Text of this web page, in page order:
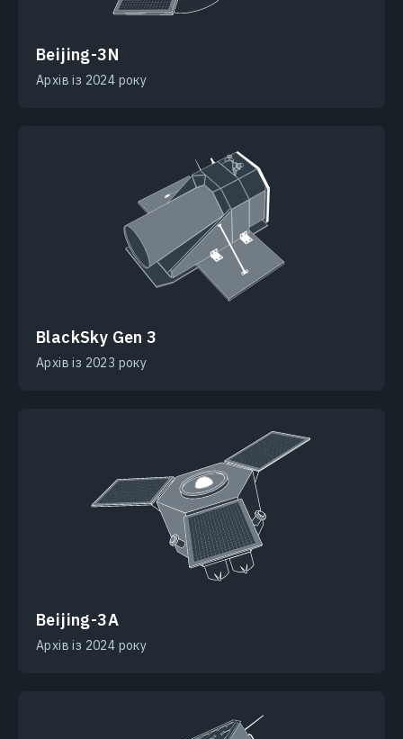
Beijing-3N
Архів із 2024 року
BlackSky Gen 3
Архів із 2023 року
Beijing-3A
Архів із 2024 року